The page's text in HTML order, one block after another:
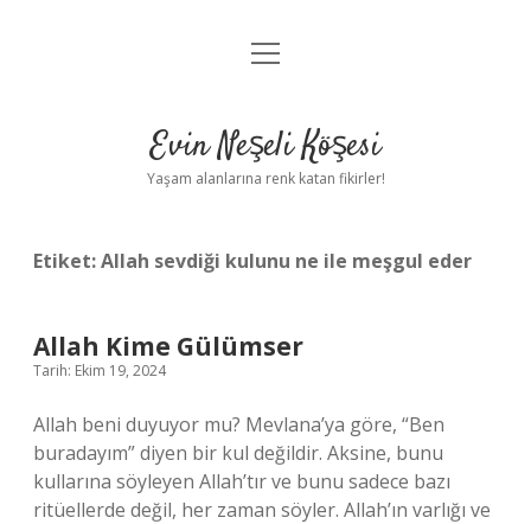
Anasayfa
Yasal Uyarı
menüyü
Evin Neşeli Köşesi
Yaşam alanlarına renk katan fikirler!
Etiket:Allah sevdiği kulunu ne ile meşgul eder
Allah Kime Gülümser
Tarih: Ekim 19, 2024
Allah beni duyuyor mu? Mevlana’ya göre, “Ben
buradayım” diyen bir kul değildir. Aksine, bunu
kullarına söyleyen Allah’tır ve bunu sadece bazı
ritüellerde değil, her zaman söyler. Allah’ın varlığı ve